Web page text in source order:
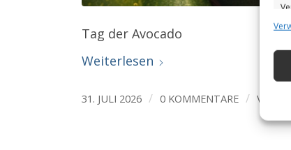
Tag der Avocado
Weiterlesen
31. JULI 2026 / 0 KOMMENTARE / VON